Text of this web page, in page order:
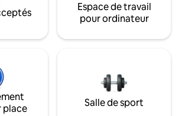
Espace de travail
pour ordinateur
place
Salle de sport